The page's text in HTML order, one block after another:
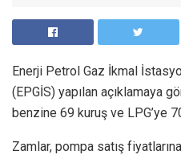
Enerji Petrol Gaz İkmal
(EPGİS) yapılan açıklamaya
benzine 69 kuruş ve LPG’ye
Zamlar, pompa satış